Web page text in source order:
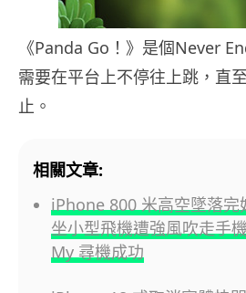
《Panda Go！》是個Never
需要在平台上不停往上跳，直
止。
相關文章:
iPhone 800 米高空墜落
坐小型飛機遭強風吹走手
My 尋機成功